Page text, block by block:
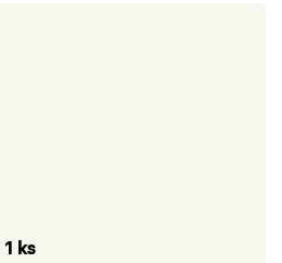
1 ks